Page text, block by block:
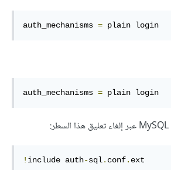
auth_mechanisms = plain login
auth_mechanisms = plain login
! include auth-sql. conf. ext